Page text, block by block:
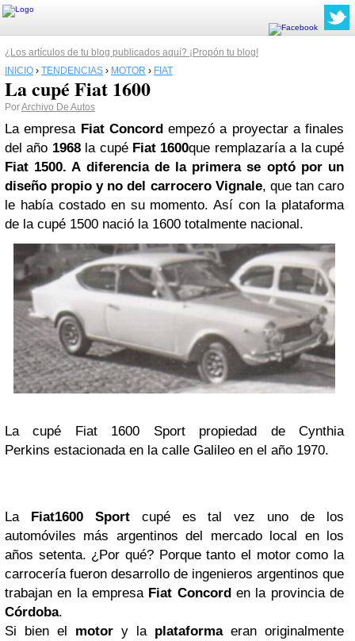
¿Los artículos de tu blog publicados aquí? ¡Propón tu blog!
INICIO › TENDENCIAS › MOTOR › FIAT
La cupé Fiat 1600
PorArchivo De Autos
La empresa FiatConcordempezó a proyectar a finales
del año 1968la cupé Fiat 1600que remplazaría a la cupé
Fiat 1500. Adiferencia de la primera se optó por un
diseño propio y no del carrocero Vignale, que tan caro
le había costado en su momento. Así con la plataforma
de la cupé 1500 nació la 1600 totalmente nacional.
La cupé Fiat 1600 Sport propiedad de Cynthia
Perkins estacionada en la calle Galileo en el año 1970.
La Fiat1600 Sportcupé es tal vez uno de los
automóviles más argentinos del mercado local en los
años setenta. ¿Por qué? Porque tanto el motor como la
carrocería fueron desarrollo de ingenieros argentinos que
trabajan en la empresa Fiat Concorden la provincia de
Córdoba.
Si bien el motor y la plataformaeran originalmente